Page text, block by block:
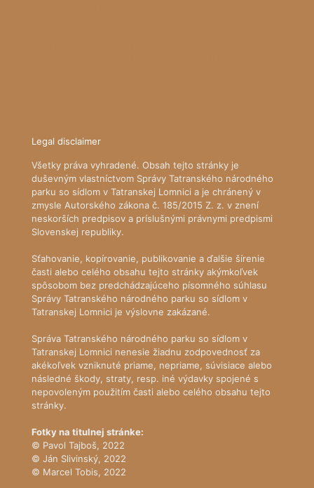
Legal disclaimer
Všetky práva vyhradené. Obsah tejto stránky je
duševným vlastníctvom Správy Tatranského národného
parku so sídlom v Tatranskej Lomnici a je chránený v
zmysle Autorského zákona č. 185/2015 Z. z. v znení
neskorších predpisov a príslušnými právnymi predpismi
Slovenskej republiky.
Sťahovanie, kopírovanie, publikovanie a ďalšie šírenie
časti alebo celého obsahu tejto stránky akýmkoľvek
spôsobom bez predchádzajúceho písomného súhlasu
Správy Tatranského národného parku so sídlom v
Tatranskej Lomnici je výslovne zakázané.
Správa Tatranského národného parku so sídlom v
Tatranskej Lomnici nenesie žiadnu zodpovednosť za
akékoľvek vzniknuté priame, nepriame, súvisiace alebo
následné škody, straty, resp. iné výdavky spojené s
nepovoleným použitím časti alebo celého obsahu tejto
stránky.
Fotky na titulnej stránke:
© Pavol Tajboš, 2022
© Ján Slivinský, 2022
© Marcel Tobis, 2022